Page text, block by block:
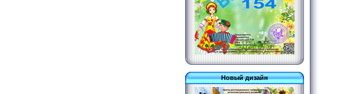
Новый дизайн